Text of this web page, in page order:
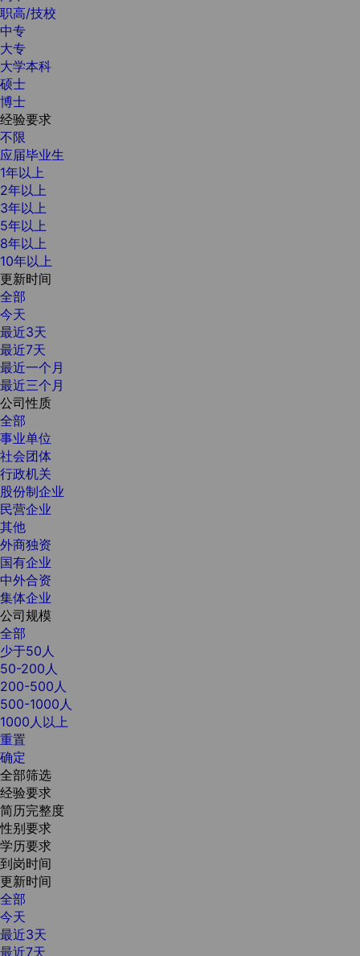
职高/技校
中专
大专
大学本科
硕士
博士
经验要求
不限
应届毕业生
1年以上
2年以上
3年以上
5年以上
8年以上
10年以上
更新时间
全部
今天
最近3天
最近7天
最近一个月
最近三个月
公司性质
全部
事业单位
社会团体
行政机关
股份制企业
民营企业
其他
外商独资
国有企业
中外合资
集体企业
公司规模
全部
少于50人
50-200人
200-500人
500-1000人
1000人以上
重置
确定
全部筛选
经验要求
简历完整度
性别要求
学历要求
到岗时间
更新时间
全部
今天
最近3天
最近7天